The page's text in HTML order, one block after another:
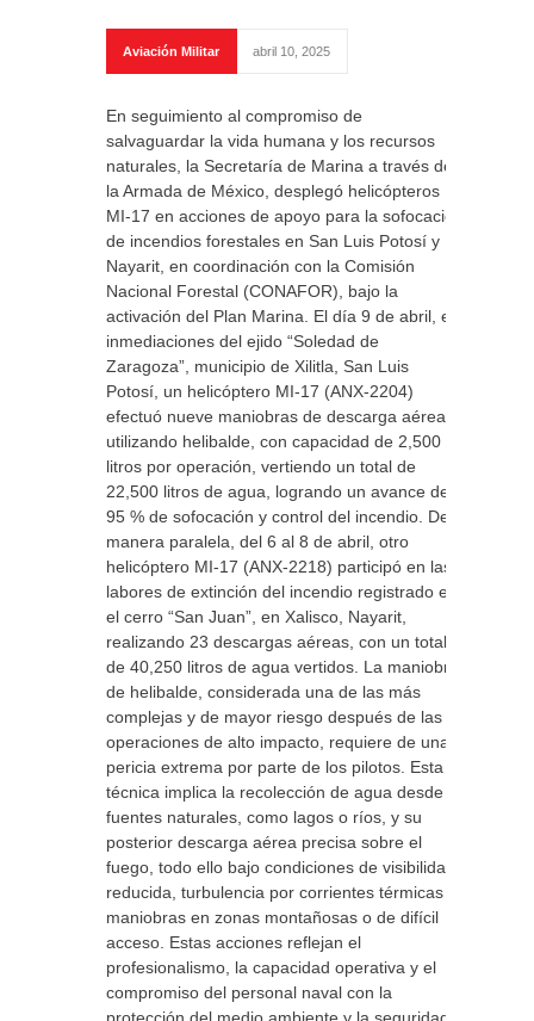
Aviación Militar abril 10, 2025
En seguimiento al compromiso de
salvaguardar la vida humana y los recursos
naturales, la Secretaría de Marina a través de
la Armada de México, desplegó helicópteros
MI-17 en acciones de apoyo para la sofocación
de incendios forestales en San Luis Potosí y
Nayarit, en coordinación con la Comisión
Nacional Forestal (CONAFOR), bajo la
activación del Plan Marina. El día 9 de abril, en
inmediaciones del ejido “Soledad de
Zaragoza”, municipio de Xilitla, San Luis
Potosí, un helicóptero MI-17 (ANX-2204)
efectuó nueve maniobras de descarga aérea
utilizando helibalde, con capacidad de 2,500
litros por operación, vertiendo un total de
22,500 litros de agua, logrando un avance del
95 % de sofocación y control del incendio. De
manera paralela, del 6 al 8 de abril, otro
helicóptero MI-17 (ANX-2218) participó en las
labores de extinción del incendio registrado en
el cerro “San Juan”, en Xalisco, Nayarit,
realizando 23 descargas aéreas, con un total
de 40,250 litros de agua vertidos. La maniobra
de helibalde, considerada una de las más
complejas y de mayor riesgo después de las
operaciones de alto impacto, requiere de una
pericia extrema por parte de los pilotos. Esta
técnica implica la recolección de agua desde
fuentes naturales, como lagos o ríos, y su
posterior descarga aérea precisa sobre el
fuego, todo ello bajo condiciones de visibilidad
reducida, turbulencia por corrientes térmicas y
maniobras en zonas montañosas o de difícil
acceso. Estas acciones reflejan el
profesionalismo, la capacidad operativa y el
compromiso del personal naval con la